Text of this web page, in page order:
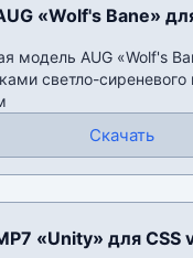
«Wolf's Bane»
модель AUG «Wolf's
светло-сиреневого
Скачать
«Unity» для CSS